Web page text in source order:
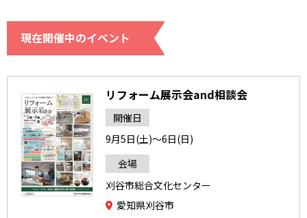
現在開催中のイベント
リフォーム展示会and相談会
開催日
9月5日(土)～6日(日)
会場
刈谷市総合文化センター
愛知県刈谷市